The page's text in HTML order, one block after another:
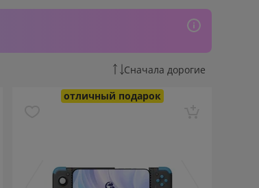
Сначала дорогие
отличный подарок